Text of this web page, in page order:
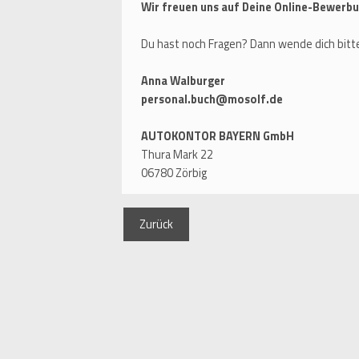
Wir freuen uns auf Deine Online-
Du hast noch Fragen? Dann wende dich
Anna Walburger
personal.buch@mosolf.de
AUTOKONTOR BAYERN GmbH
Thura Mark 22
06780 Zörbig
Zurück